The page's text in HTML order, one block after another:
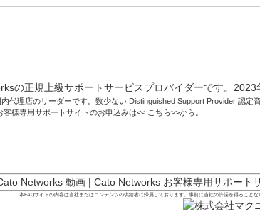
代理店のリーダーです。数少ない Distinguished Support Provider 認定
様専用サポートサイトのお申込みは<< こちら>>から。
Networks 動画| Cato Networks お客様専用サポート
本FAQサイトの内容は当社またはコンテンツの供給者に帰属しております。事前に当社の許諾を得ること